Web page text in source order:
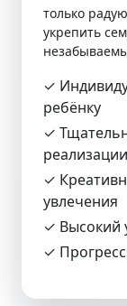
только
укрепить
✓
ребёнку
✓
реализации
✓
увлечения
✓ Высокий
✓